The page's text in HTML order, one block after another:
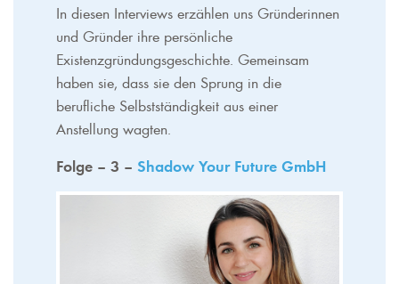
In diesen Interviews erzählen uns Gründerinnen
und Gründer ihre persönliche
Existenzgründungsgeschichte. Gemeinsam
haben sie, dass sie den Sprung in die
berufliche Selbstständigkeit aus einer
Anstellung wagten.
Folge – 3 – Shadow Your Future GmbH